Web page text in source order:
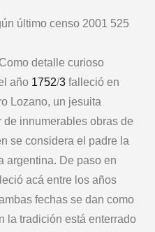
último censo 2001 525
Como detalle curioso
año 1752/3 falleció en
Lozano, un jesuita
de innumerables obras de
se considera el padre la
argentina. De paso en
acá entre los años
fechas se dan como
la tradición está enterrado